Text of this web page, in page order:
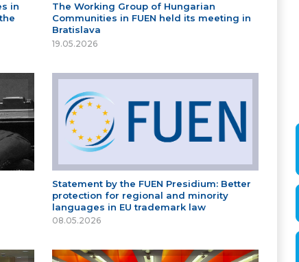
in
The Working Group of Hungarian
Communities in FUEN held its meeting in
Bratislava
19.05.2026
Statement by the FUEN Presidium: Better
protection for regional and minority
languages in EU trademark law
08.05.2026